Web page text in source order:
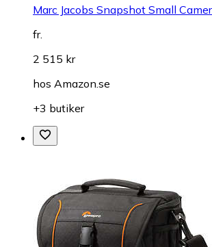
Marc Jacobs Snapshot Small
fr.
2 515 kr
hos Amazon.se
+3 butiker